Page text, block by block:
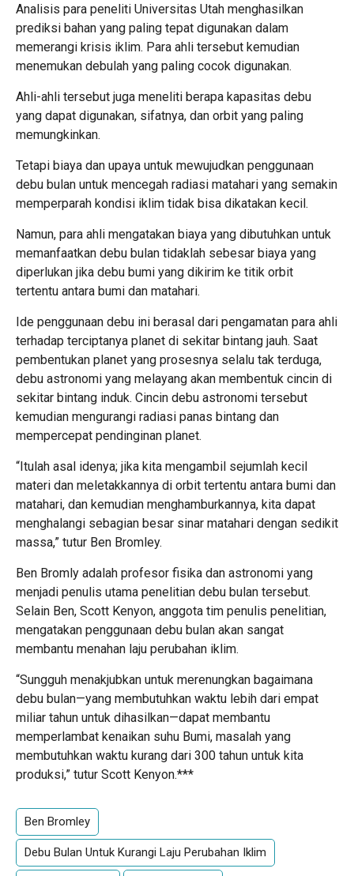
Analisis para peneliti Universitas Utah menghasilkan
prediksi bahan yang paling tepat digunakan dalam
memerangi krisis iklim. Para ahli tersebut kemudian
menemukan debulah yang paling cocok digunakan.
Ahli-ahli tersebut juga meneliti berapa kapasitas debu
yang dapat digunakan, sifatnya, dan orbit yang paling
memungkinkan.
Tetapi biaya dan upaya untuk mewujudkan penggunaan
debu bulan untuk mencegah radiasi matahari yang semakin
memperparah kondisi iklim tidak bisa dikatakan kecil.
Namun, para ahli mengatakan biaya yang dibutuhkan untuk
memanfaatkan debu bulan tidaklah sebesar biaya yang
diperlukan jika debu bumi yang dikirim ke titik orbit
tertentu antara bumi dan matahari.
Ide penggunaan debu ini berasal dari pengamatan para ahli
terhadap terciptanya planet di sekitar bintang jauh. Saat
pembentukan planet yang prosesnya selalu tak terduga,
debu astronomi yang melayang akan membentuk cincin di
sekitar bintang induk. Cincin debu astronomi tersebut
kemudian mengurangi radiasi panas bintang dan
mempercepat pendinginan planet.
“Itulah asal idenya; jika kita mengambil sejumlah kecil
materi dan meletakkannya di orbit tertentu antara bumi dan
matahari, dan kemudian menghamburkannya, kita dapat
menghalangi sebagian besar sinar matahari dengan sedikit
massa,” tutur Ben Bromley.
Ben Bromly adalah profesor fisika dan astronomi yang
menjadi penulis utama penelitian debu bulan tersebut.
Selain Ben, Scott Kenyon, anggota tim penulis penelitian,
mengatakan penggunaan debu bulan akan sangat
membantu menahan laju perubahan iklim.
“Sungguh menakjubkan untuk merenungkan bagaimana
debu bulan—yang membutuhkan waktu lebih dari empat
miliar tahun untuk dihasilkan—dapat membantu
memperlambat kenaikan suhu Bumi, masalah yang
membutuhkan waktu kurang dari 300 tahun untuk kita
produksi,” tutur Scott Kenyon.***
Ben Bromley
Debu Bulan Untuk Kurangi Laju Perubahan Iklim